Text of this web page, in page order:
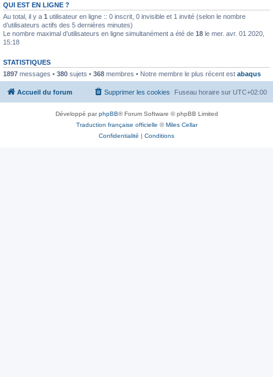
QUI EST EN LIGNE ?
Au total, il y a 1 utilisateur en ligne :: 0 inscrit, 0 invisible et 1 invité (selon le nombre
d’utilisateurs actifs des 5 dernières minutes)
Le nombre maximal d’utilisateurs en ligne simultanément a été de 18 le mer. avr. 01 2020,
15:18
STATISTIQUES
1897 messages • 380 sujets • 368 membres • Notre membre le plus récent est abaqus
Accueil du forum Fuseau horaire sur UTC+02:00
Supprimer les cookies
Développé parphpBB® Forum Software © phpBB Limited
Traduction française officielle ©Miles Cellar
Confidentialité | Conditions